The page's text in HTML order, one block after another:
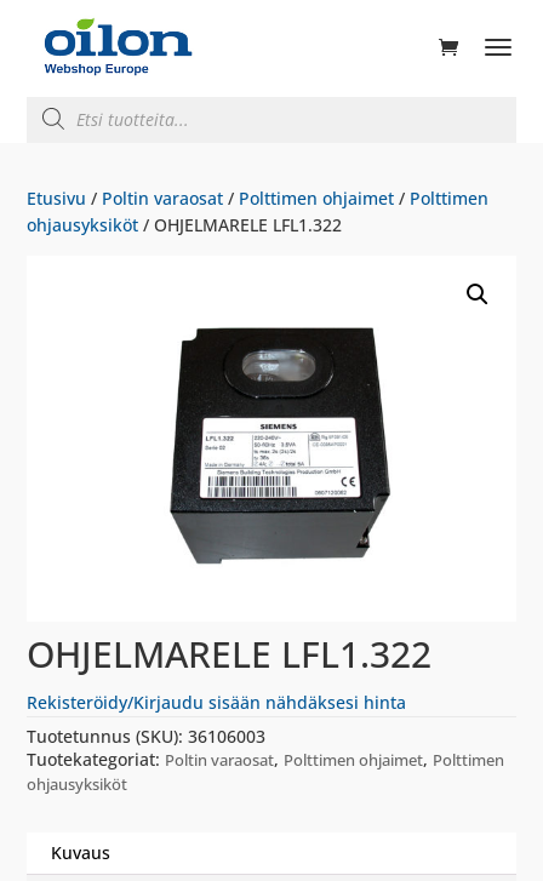
search
Etusivu / Poltin varaosat / Polttimen ohjaimet / Polttimen
ohjausyksiköt / OHJELMARELE LFL1.322
OHJELMARELE LFL1.322
Rekisteröidy/Kirjaudu sisään nähdäksesi hinta
Tuotetunnus (SKU):36106003
Tuotekategoriat: Poltin varaosat, Polttimen ohjaimet, Polttimen
ohjausyksiköt
Kuvaus